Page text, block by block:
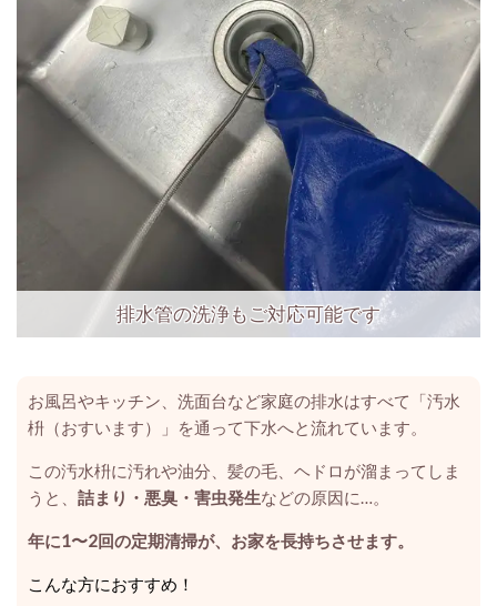
排水管の洗浄もご対応可能です
お風呂やキッチン、洗面台など家庭の排水はすべて「汚水
枡（おすいます）」を通って下水へと流れています。
この汚水枡に汚れや油分、髪の毛、ヘドロが溜まってしま
うと、 詰まり・悪臭・害虫発生などの原因に…。
年に1〜2回の定期清掃が、お家を長持ちさせます。
こんな方におすすめ！